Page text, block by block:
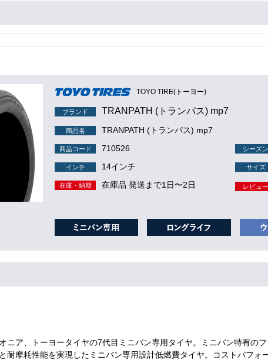
TOYO TIRE(トーヨー)
ブランド TRANPATH (トランパス) mp7
商品名 TRANPATH (トランパス) mp7
商品コード 710526 シーズン
インチ 14インチ サイズ
在庫・納期 在庫品 発送まで1日〜2日 レビュー
ニア、トーヨータイヤの7代目ミニバン専用タイヤ。ミニバン特有の
耐摩耗性能を実現したミニバン専用設計低燃費タイヤ。コストパフォ